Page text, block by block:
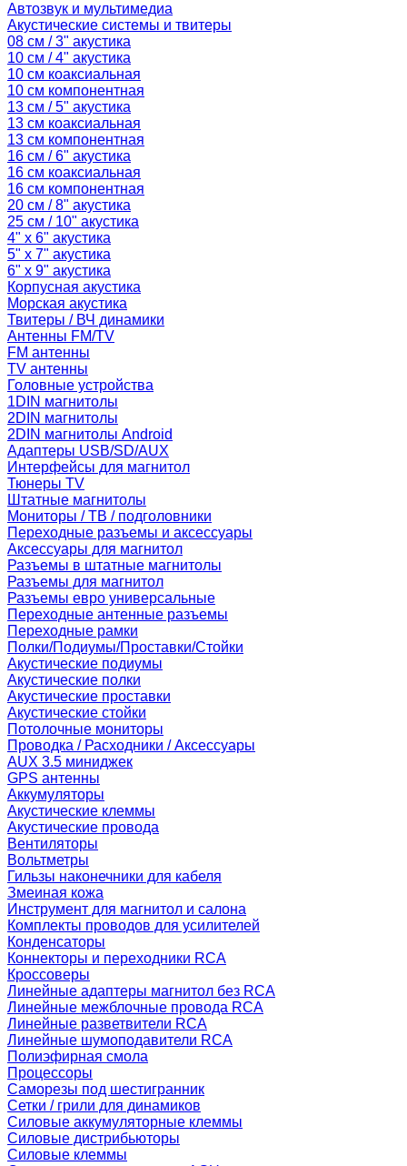
Автозвук и мультимедиа
Акустические системы и твитеры
08 см / 3" акустика
10 см / 4" акустика
10 см коаксиальная
10 см компонентная
13 см / 5" акустика
13 см коаксиальная
13 см компонентная
16 см / 6" акустика
16 см коаксиальная
16 см компонентная
20 см / 8" акустика
25 см / 10" акустика
4" x 6" акустика
5" x 7" акустика
6" x 9" акустика
Корпусная акустика
Морская акустика
Твитеры / ВЧ динамики
Антенны FM/TV
FM антенны
TV антенны
Головные устройства
1DIN магнитолы
2DIN магнитолы
2DIN магнитолы Android
Адаптеры USB/SD/AUX
Интерфейсы для магнитол
Тюнеры TV
Штатные магнитолы
Мониторы / ТВ / подголовники
Переходные разъемы и аксессуары
Аксессуары для магнитол
Разъемы в штатные магнитолы
Разъемы для магнитол
Разъемы евро универсальные
Переходные антенные разъемы
Переходные рамки
Полки/Подиумы/Проставки/Стойки
Акустические подиумы
Акустические полки
Акустические проставки
Акустические стойки
Потолочные мониторы
Проводка / Расходники / Аксессуары
AUX 3.5 миниджек
GPS антенны
Аккумуляторы
Акустические клеммы
Акустические провода
Вентиляторы
Вольтметры
Гильзы наконечники для кабеля
Змеиная кожа
Инструмент для магнитол и салона
Комплекты проводов для усилителей
Конденсаторы
Коннекторы и переходники RCA
Кроссоверы
Линейные адаптеры магнитол без RCA
Линейные межблочные провода RCA
Линейные разветвители RCA
Линейные шумоподавители RCA
Полиэфирная смола
Процессоры
Саморезы под шестигранник
Сетки / грили для динамиков
Силовые аккумуляторные клеммы
Силовые дистрибьюторы
Силовые клеммы